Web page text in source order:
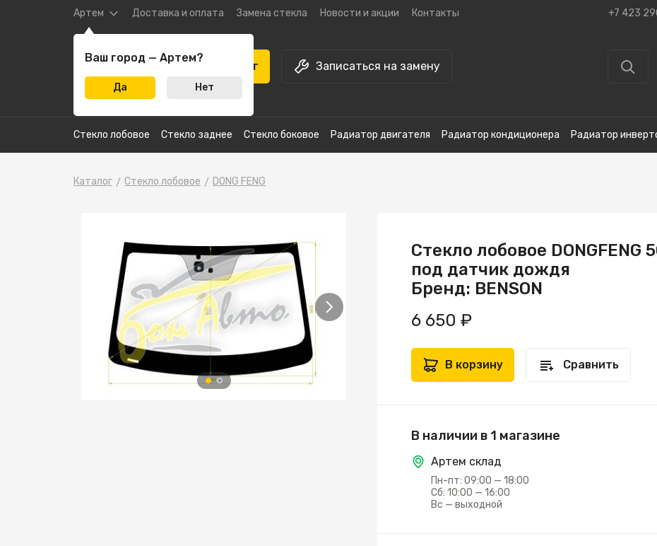
Артем Доставка и оплата Замена стекла Новости и акции Контакты +7 423
Каталог Записаться на замену
Ваш город — Артем?
Да Нет
Стекло лобовое Стекло заднее Стекло боковое Радиатор двигателя Радиатор кондиционера Радиатор
Каталог Стекло лобовое DONG FENG
Стекло лобовое
под датчик дождя
Бренд: BENSON
6 650 ₽
В корзину Сравнить
В наличии в 1 магазине
Артем склад
Пн-пт: 09:00 — 18:00
Сб: 10:00 — 16:00
Вс — выходной